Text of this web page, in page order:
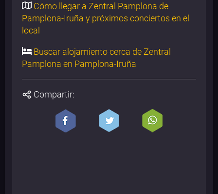
Cómo llegar a Zentral Pamplona de
Pamplona-Iruña y próximos conciertos en el
local
Buscar alojamiento cerca de Zentral
Pamplona en Pamplona-Iruña
Compartir: